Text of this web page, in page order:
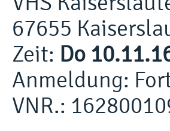
67655
Zeit: Do
Anmeldung:
VNR.: